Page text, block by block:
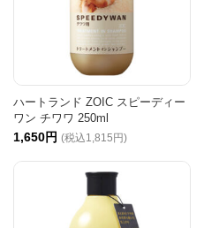
ハートランド ZOIC スピーディー
ワン チワワ 250ml
1,650円 (税込1,815円)